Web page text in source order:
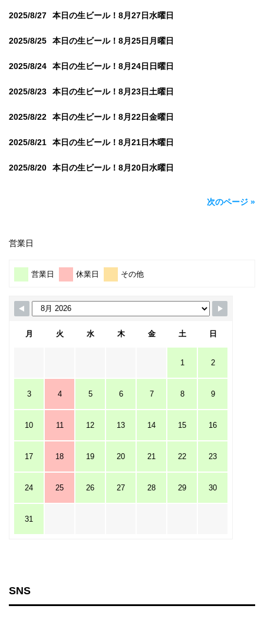
2025/8/27 本日の生ビール！8月27日水曜日
2025/8/25 本日の生ビール！8月25日月曜日
2025/8/24 本日の生ビール！8月24日日曜日
2025/8/23 本日の生ビール！8月23日土曜日
2025/8/22 本日の生ビール！8月22日金曜日
2025/8/21 本日の生ビール！8月21日木曜日
2025/8/20 本日の生ビール！8月20日水曜日
次のページ »
営業日
営業日 休業日 その他
月 火 水 木 金 土 日
1 2
3 4 5 6 7 8 9
10 11 12 13 14 15 16
17 18 19 20 21 22 23
24 25 26 27 28 29 30
31
SNS